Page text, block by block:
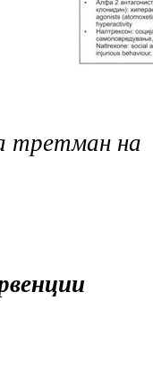
третман на